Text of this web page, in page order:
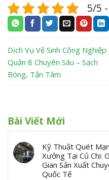
5/5
Dịch Vụ Vệ Sinh Công Nghiệp
Quận 8 Chuyên Sâu – Sạch
Bóng, Tận Tâm
Bài Viết Mới
Kỹ Thuật Quét
Xưởng Tại Củ Chi:
Gian Sản Xuất
Quốc Tế